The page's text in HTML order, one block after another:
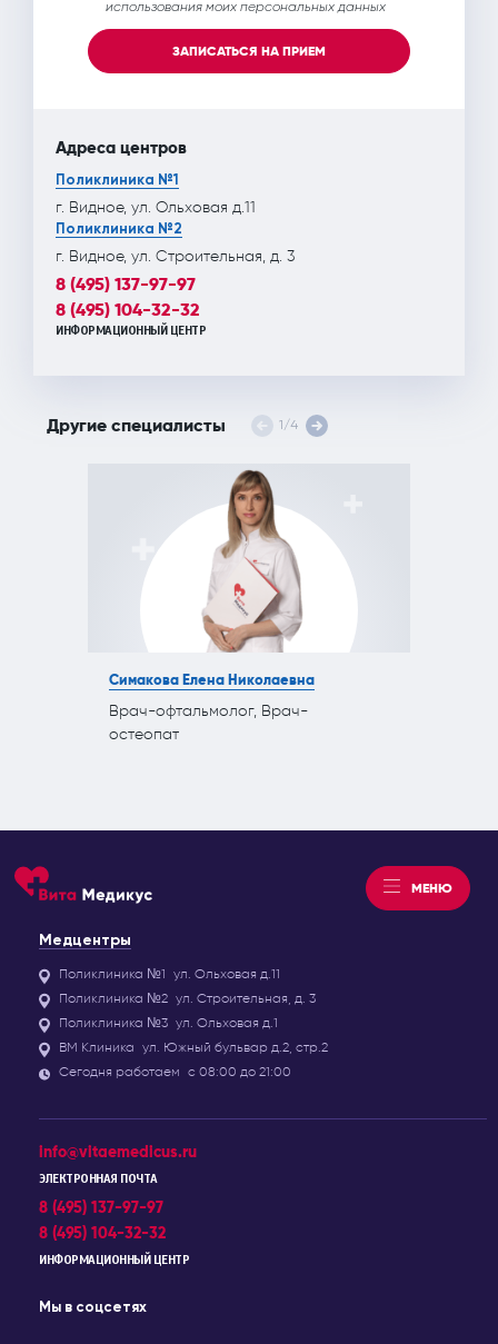
использования моих персональных данных
ЗАПИСАТЬСЯ НА ПРИЕМ
Адреса центров
Поликлиника №1
г. Видное, ул. Ольховая д.11
Поликлиника №2
г. Видное, ул. Строительная, д. 3
8 (495) 137-97-97
8 (495) 104-32-32
ИНФОРМАЦИОННЫЙ ЦЕНТР
Другие специалисты 1 /4
Симакова Елена Николаевна
Врач-офтальмолог, Врач-
остеопат
МЕНЮ
Медцентры
Поликлиника №1 ул. Ольховая д.11
Поликлиника №2 ул. Строительная, д. 3
Поликлиника №3 ул. Ольховая д.1
ВМ Клиника ул. Южный бульвар д.2, стр.2
Сегодня работаем с 08:00 до 21:00
info@vitaemedicus.ru
ЭЛЕКТРОННАЯ ПОЧТА
8 (495) 137-97-97
8 (495) 104-32-32
ИНФОРМАЦИОННЫЙ ЦЕНТР
Мы в соцсетях